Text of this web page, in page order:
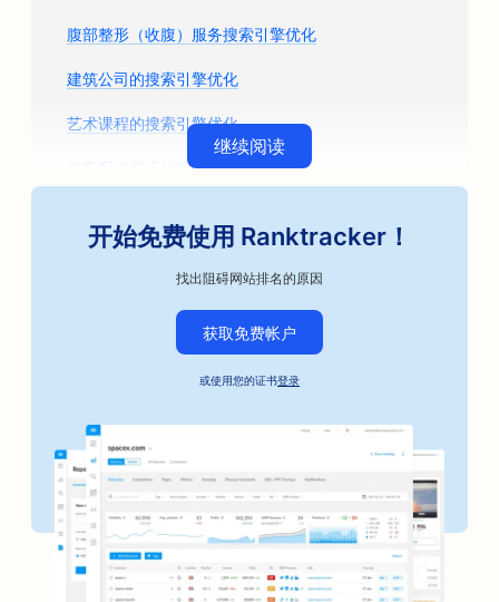
腹部整形（收腹）服务搜索引擎优化
建筑公司的搜索引擎优化
艺术课程的搜索引擎优化
汽车配件商店的搜索引擎优化
咖啡烘焙工匠的搜索引擎优化
保释债券服务的搜索引擎优化
面包店搜索引擎优化
银行搜索引擎优化
理发店搜索引擎优化
为桌游咖啡馆提供搜索引擎优化
继续阅读
开始免费使用 Ranktracker！
找出阻碍网站排名的原因
获取免费帐户
或使用您的证书登录